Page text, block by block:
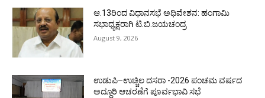
ಆ.13ರಿಂದ ವಿಧಾನಸಭೆ ಅಧಿವೇಶನ: ಹಂಗಾಮಿ
ಸಭಾಧ್ಯಕ್ಷರಾಗಿ ಟಿ.ಬಿ.ಜಯಚಂದ್ರ
August 9, 2026
ಉಡುಪಿ–ಉಚ್ಚಿಲ ದಸರಾ -2026 ಪಂಚಮ ವರ್ಷದ
ಅದ್ಧೂರಿ ಆಚರಣೆಗೆ ಪೂರ್ವಭಾವಿ ಸಭೆ